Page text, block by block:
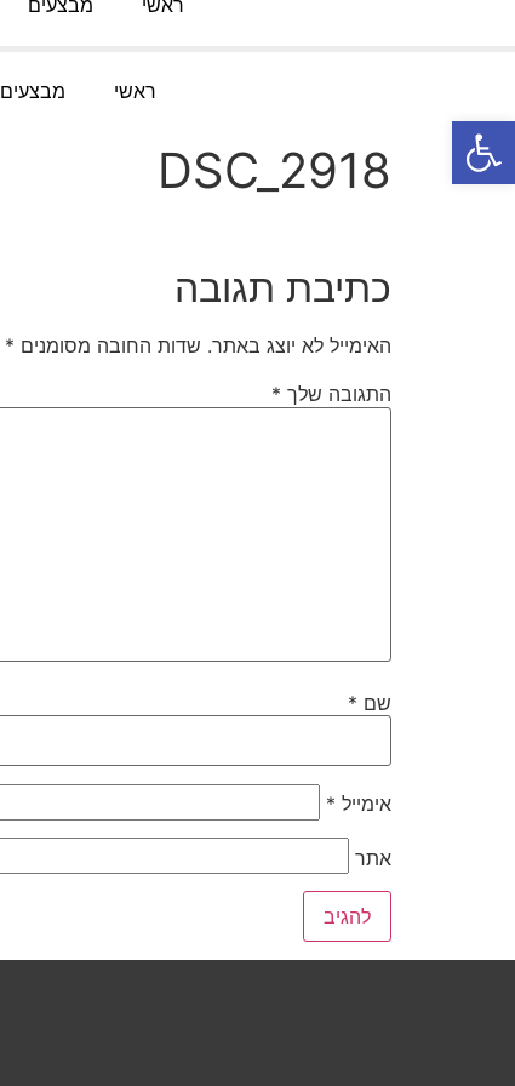
ראשי מבצעים
ראשי מבצעים
DSC_2918
כתיבת תגובה
האימייל לא יוצג באתר. שדות החובה מסומנים *
התגובה שלך *
שם *
אימייל *
אתר
פתח סרגל נגישות